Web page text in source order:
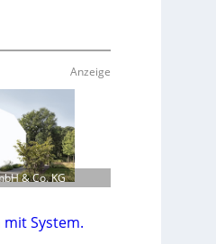
Anzeige
& Co. KG
System.